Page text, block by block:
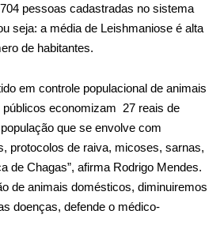
pessoas cadastradas no sistema
seja: a média de Leishmaniose é alta
de habitantes.
em controle populacional de animais
economizam 27 reais de
que se envolve com
protocolos de raiva, micoses, sarnas,
de Chagas”, afirma Rodrigo Mendes.
de animais domésticos, diminuiremos
doenças, defende o médico-